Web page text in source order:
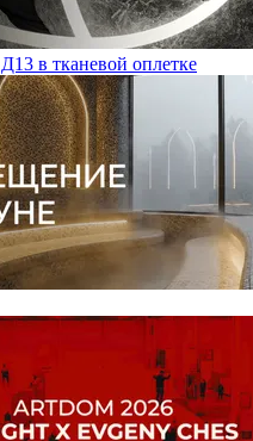
в тканевой оплетке